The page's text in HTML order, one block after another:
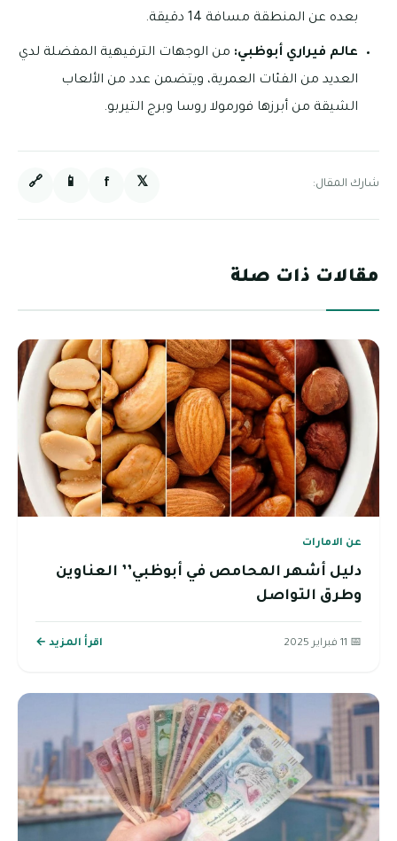
بعده عن المنطقة مسافة 14 دقيقة.
عالم فيراري أبوظبي: من الوجهات الترفيهية المفضلة لدي
العديد من الفئات العمرية، ويتضمن عدد من الألعاب
الشيقة من أبرزها فورمولا روسا وبرج التيربو.
شارك المقال: 𝕏
f
📱
🔗
مقالات ذات صلة
عن الامارات
دليل أشهر المحامص في أبوظبي’’ العناوين
وطرق التواصل
📅 11 فبراير 2025 اقرأ المزيد ←